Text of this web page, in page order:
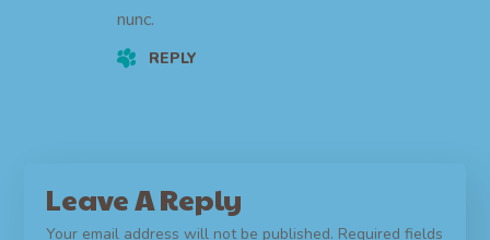
nunc.
REPLY
Leave A Reply
Your email address will not be published. Required fields